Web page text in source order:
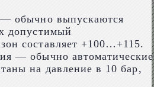
— обычно выпускаются
допустимый
составляет +100…+115.
— обычно автоматические
на давление в 10 бар,